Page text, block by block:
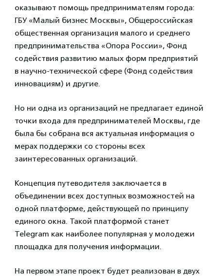
оказывают помощь предпринимателям города:
ГБУ «Малый бизнес Москвы», Общероссийская
общественная организация малого и среднего
предпринимательства «Опора России», Фонд
содействия развитию малых форм предприятий
в научно-технической сфере (Фонд содействия
инновациям) и другие.
Но ни одна из организаций не предлагает единой
точки входа для предпринимателей Москвы, где
была бы собрана вся актуальная информация о
мерах поддержки со стороны всех
заинтересованных организаций.
Концепция путеводителя заключается в
объединении всех доступных возможностей на
одной платформе, действующей по принципу
единого окна. Такой платформой станет
Telegram как наиболее популярная у молодежи
площадка для получения информации.
На первом этапе проект будет реализован в двух